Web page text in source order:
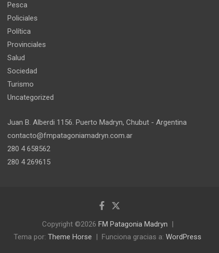
Pesca
Policiales
Política
Provinciales
Salud
Sociedad
Turismo
Uncategorized
Juan B. Alberdi 1156. Puerto Madryn, Chubut - Argentina
contacto@fmpatagoniamadryn.com.ar
280 4 658562
280 4 269615
Copyright ©2026 FM Patagonia Madryn
Tema por: Theme Horse Funciona gracias a: WordPress